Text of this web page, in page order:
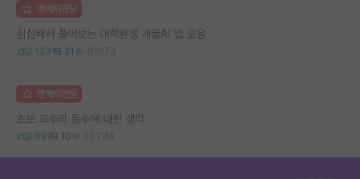
명예의전당
심심해서 풀어보는 대학원생 개꿀AI 앱 모음
133 21 91073
명예의전당
초보 교수의 통수에 대한 생각
69 10 23784